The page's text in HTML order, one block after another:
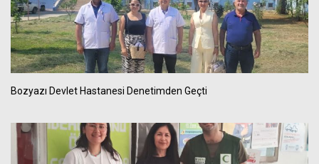
Bozyazı Devlet Hastanesi Denetimden Geçti